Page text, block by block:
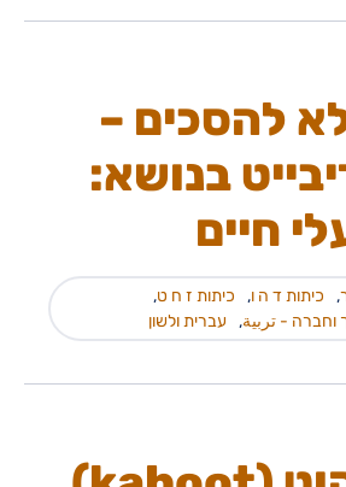
להסכים –
בנושא:
חיים
, כיתות ד ה ו, כיתות ז ח ט,
וחברה - تربية, עברית ולשון